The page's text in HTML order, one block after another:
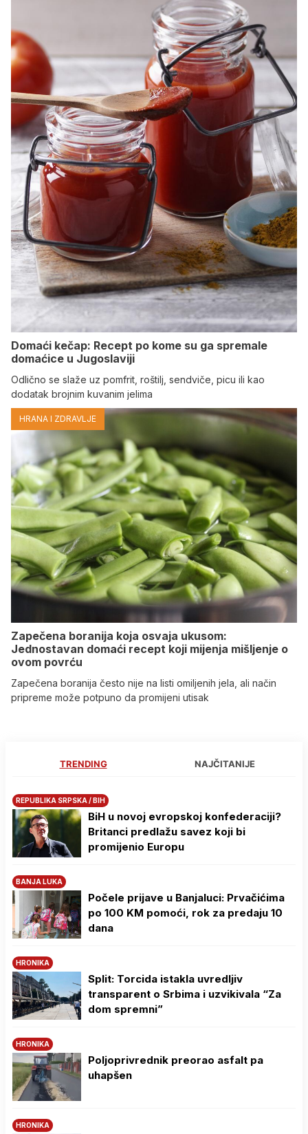
Domaći kečap: Recept po kome su ga spremale
domaćice u Jugoslaviji
Odlično se slaže uz pomfrit, roštilj, sendviče, picu ili kao
dodatak brojnim kuvanim jelima
HRANA I ZDRAVLJE
Zapečena boranija koja osvaja ukusom:
Jednostavan domaći recept koji mijenja mišljenje o
ovom povrću
Zapečena boranija često nije na listi omiljenih jela, ali način
pripreme može potpuno da promijeni utisak
TRENDING NAJČITANIJE
REPUBLIKA SRPSKA / BIH
BiH u novoj evropskoj konfederaciji?
Britanci predlažu savez koji bi
promijenio Europu
BANJA LUKA
Počele prijave u Banjaluci: Prvačićima
po 100 KM pomoći, rok za predaju 10
dana
HRONIKA
Split: Torcida istakla uvredljiv
transparent o Srbima i uzvikivala “Za
dom spremni”
HRONIKA
Poljoprivrednik preorao asfalt pa
uhapšen
HRONIKA